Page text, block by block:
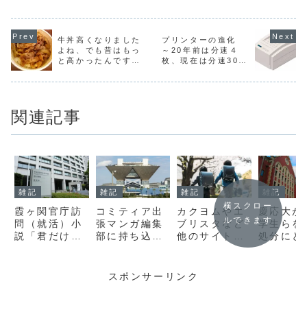
牛丼高くなりました
よね、でも昔はもっ
と高かったんです
プリンターの進化
～20年前は分速４
枚、現在は分速30枚
関連記事
雑記
霞ヶ関官庁訪
問（就活）小
説「君だけの
雑記
コミティア出
張マンガ編集
部に持ち込み
雑記
カクヨムやエ
ブリスタなど
他のサイトの
ユーザー達と
流しよう【小
雑記
慶応大が
学生らを
処分にと
た件に対
横スクロー
ルできます
スポンサーリンク